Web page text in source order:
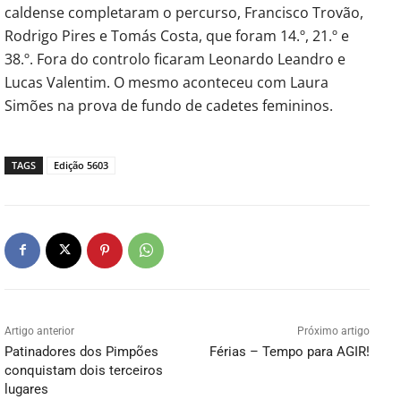
caldense completaram o percurso, Francisco Trovão,
Rodrigo Pires e Tomás Costa, que foram 14.º, 21.º e
38.º. Fora do controlo ficaram Leonardo Leandro e
Lucas Valentim. O mesmo aconteceu com Laura
Simões na prova de fundo de cadetes femininos.
TAGS Edição 5603
Artigo anterior
Patinadores dos Pimpões
conquistam dois terceiros
lugares
Próximo artigo
Férias – Tempo para AGIR!